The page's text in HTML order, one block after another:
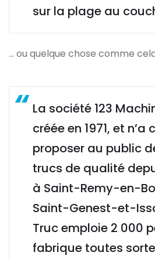
sur la plage au
… ou quelque chose comme
La société 123
créée en 1971, et n’a
proposer au public
trucs de qualité
à Saint-Remy-en-
Saint-Genest-et-
Truc emploie 2 000
fabrique toutes